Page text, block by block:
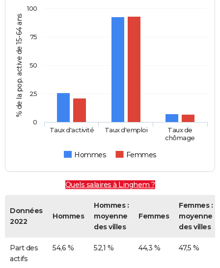
% de la pop. active de 15-64 ans
Hommes Femmes
Taux d'activité Taux d'emploi
Taux de
chômage
0
25
50
75
100
Quels salaires à Linghem ?
Données
2022
Hommes
Hommes :
moyenne
des villes
Femmes
Femmes :
moyenne
des villes
Part des
actifs
54,6 % 52,1 % 44,3 % 47,5 %